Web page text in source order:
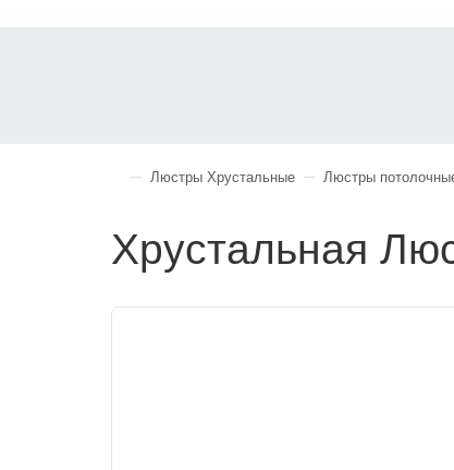
Люстры Хрустальные Люстры
Хрустальная